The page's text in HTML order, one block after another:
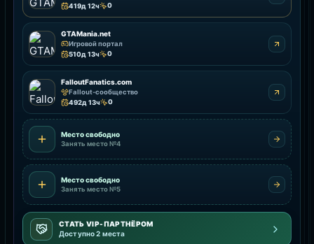
419д 12ч
0
GTAMania.net
Игровой портал
510д 13ч
0
FalloutFanatics.com
Fallout-сообщество
492д 13ч
0
Место свободно
Занять место №4
Место свободно
Занять место №5
СТАТЬ VIP-ПАРТНЁРОМ
Доступно 2 места